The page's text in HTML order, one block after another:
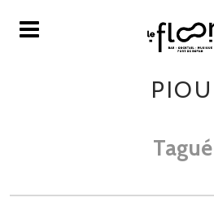
PIOU
Tagué